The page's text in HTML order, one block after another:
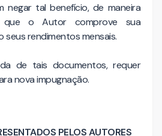
negar tal benefício, de maneira
que o Autor comprove sua
rendimentos mensais.
de tais documentos, requer
nova impugnação.
PELOS AUTORES